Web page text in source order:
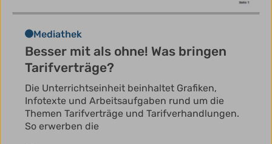
Mediathek
Besser mit als ohne! Was bringen
Tarifverträge?
Die Unterrichtseinheit beinhaltet Grafiken,
Infotexte und Arbeitsaufgaben rund um die
Themen Tarifverträge und Tarifverhandlungen.
So erwerben die